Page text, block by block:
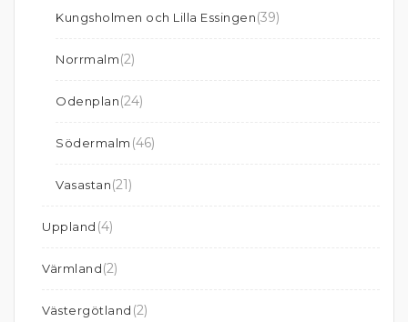
Kungsholmen och Lilla Essingen(39)
Norrmalm(2)
Odenplan(24)
Södermalm (46)
Vasastan(21)
Uppland (4)
Värmland(2)
Västergötland (2)